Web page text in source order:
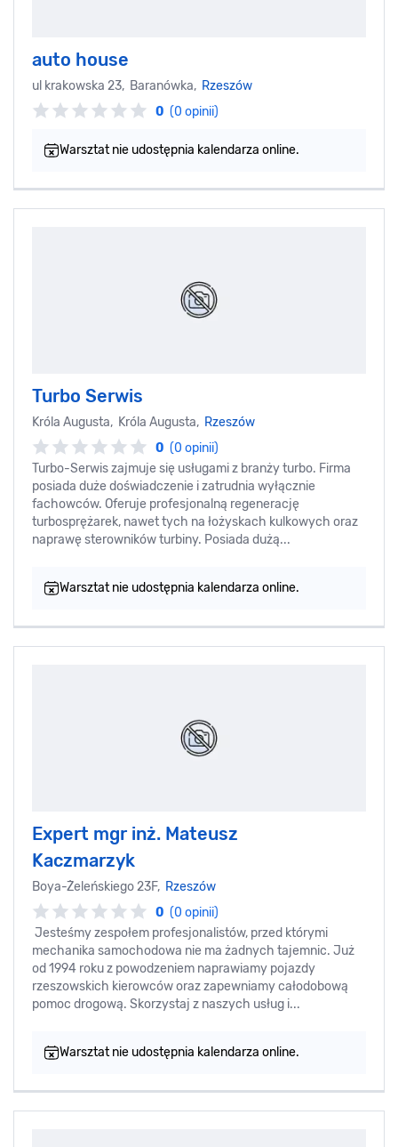
auto house
ul krakowska 23, Baranówka, Rzeszów
0 (0 opinii)
Warsztat nie udostępnia kalendarza online.
Turbo Serwis
Króla Augusta, Króla Augusta, Rzeszów
0 (0 opinii)
Turbo-Serwis zajmuje się usługami z branży turbo. Firma
posiada duże doświadczenie i zatrudnia wyłącznie
fachowców. Oferuje profesjonalną regenerację
turbosprężarek, nawet tych na łożyskach kulkowych oraz
naprawę sterowników turbiny. Posiada dużą...
Warsztat nie udostępnia kalendarza online.
Expert mgr inż. Mateusz
Kaczmarzyk
Boya-Żeleńskiego 23F, Rzeszów
0 (0 opinii)
Jesteśmy zespołem profesjonalistów, przed którymi
mechanika samochodowa nie ma żadnych tajemnic. Już
od 1994 roku z powodzeniem naprawiamy pojazdy
rzeszowskich kierowców oraz zapewniamy całodobową
pomoc drogową. Skorzystaj z naszych usług i...
Warsztat nie udostępnia kalendarza online.